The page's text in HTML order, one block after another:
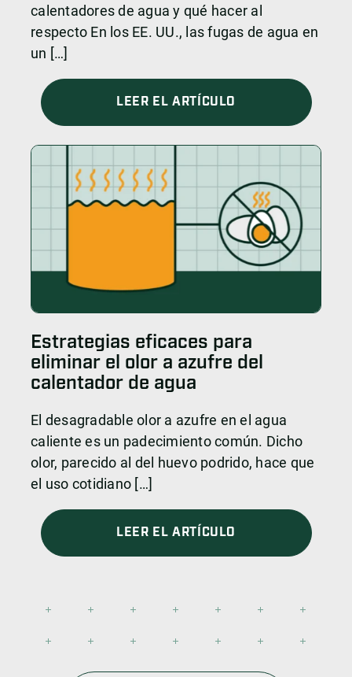
calentadores de agua y qué hacer al
respecto En los EE. UU., las fugas de agua en
un […]
LEER EL ARTÍCULO
Estrategias eficaces para
eliminar el olor a azufre del
calentador de agua
El desagradable olor a azufre en el agua
caliente es un padecimiento común. Dicho
olor, parecido al del huevo podrido, hace que
el uso cotidiano […]
LEER EL ARTÍCULO